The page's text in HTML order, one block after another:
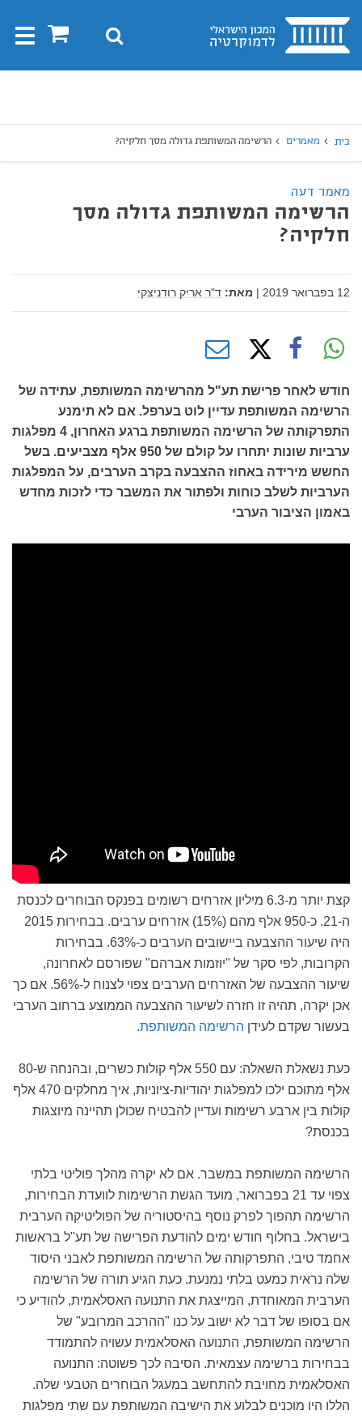
בית 0 חיפוש
בית מאמרים הרשימה המשותפת גדולה מסך חלקיה?
מאמר דעה
הרשימה המשותפת גדולה מסך
חלקיה?
12 בפברואר 2019 | מאת: ד"ר אריק רודניצקי
חודש לאחר פרישת תע"ל מהרשימה המשותפת, עתידה של
הרשימה המשותפת עדיין לוט בערפל. אם לא תימנע
התפרקותה של הרשימה המשותפת ברגע האחרון, 4 מפלגות
ערביות שונות יתחרו על קולם של 950 אלף מצביעים. בשל
החשש מירידה באחוז ההצבעה בקרב הערבים, על המפלגות
הערביות לשלב כוחות ולפתור את המשבר כדי לזכות מחדש
באמון הציבור הערבי
קצת יותר מ-6.3 מיליון אזרחים רשומים בפנקס הבוחרים לכנסת
ה-21. כ-950 אלף מהם (15%) אזרחים ערבים. בבחירות 2015
היה שיעור ההצבעה ביישובים הערבים כ-63%. בבחירות
הקרובות, לפי סקר של "יוזמות אברהם" שפורסם לאחרונה,
שיעור ההצבעה של האזרחים הערבים צפוי לצנוח ל-56%. אם כך
אכן יקרה, תהיה זו חזרה לשיעור ההצבעה הממוצע ברחוב הערבי
בעשור שקדם לעידן הרשימה המשותפת.
כעת נשאלת השאלה: עם 550 אלף קולות כשרים, ובהנחה ש-80
אלף מתוכם ילכו למפלגות יהודיות-ציוניות, איך מחלקים 470 אלף
קולות בין ארבע רשימות ועדיין להבטיח שכולן תהיינה מיוצגות
בכנסת?
הרשימה המשותפת במשבר. אם לא יקרה מהלך פוליטי בלתי
צפוי עד 21 בפברואר, מועד הגשת הרשימות לוועדת הבחירות,
הרשימה תהפוך לפרק נוסף בהיסטוריה של הפוליטיקה הערבית
בישראל. בחלוף חודש ימים להודעת הפרישה של תע"ל בראשות
אחמד טיבי, התפרקותה של הרשימה המשותפת לאבני היסוד
שלה נראית כמעט בלתי נמנעת. כעת הגיע תורה של הרשימה
הערבית המאוחדת, המייצגת את התנועה האסלאמית, להודיע כי
אם בסופו של דבר לא ישוב על כנו "ההרכב המרובע" של
הרשימה המשותפת, התנועה האסלאמית עשויה להתמודד
בבחירות ברשימה עצמאית. הסיבה לכך פשוטה: התנועה
האסלאמית מחויבת להתחשב במעגל הבוחרים הטבעי שלה.
הללו היו מוכנים לבלוע את הישיבה המשותפת עם שתי מפלגות